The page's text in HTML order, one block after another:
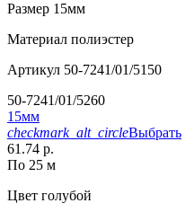
Размер 15мм
Материал полиэстер
Артикул 50-7241/01/5150
50-7241/01/5260
15мм
checkmark_alt_circleВыбрать
61.74 р.
По 25 м
Цвет голубой